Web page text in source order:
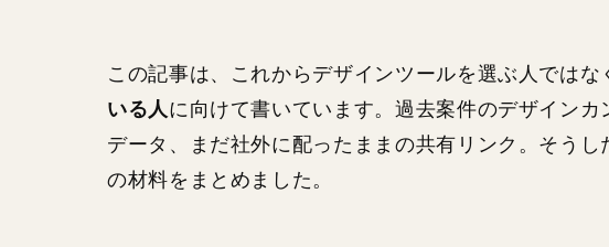
この記事は、これからデザインツールを選ぶ人ではな
いる人に向けて書いています。過去案件のデザイン
データ、まだ社外に配ったままの共有リンク。そう
の材料をまとめました。